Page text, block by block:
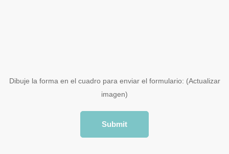
Dibuje la forma en el cuadro para enviar el formulario: (Actualizar
imagen)